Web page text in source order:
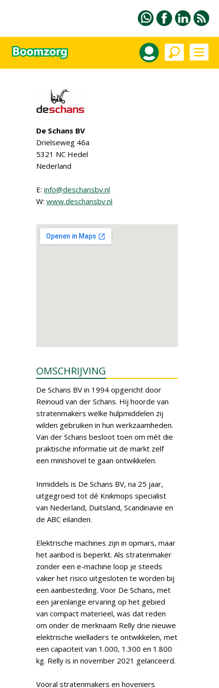
De Schans BV
Drielseweg 46a
5321 NC Hedel
Nederland
E: info@deschansbv.nl
W: www.deschansbv.nl
OMSCHRIJVING
De Schans BV in 1994 opgericht door
Reinoud van der Schans. Hij hoorde van
stratenmakers welke hulpmiddelen zij
wilden gebruiken in hun werkzaamheden.
Van der Schans besloot toen om mét die
praktische informatie uit de markt zelf
een minishovel te gaan ontwikkelen.
Inmiddels is De Schans BV, na 25 jaar,
uitgegroeid tot dé Knikmops specialist
van Nederland, Duitsland, Scandinavië en
de ABC eilanden.
Elektrische machines zijn in opmars, maar
het aanbod is beperkt. Als stratenmaker
zonder een e-machine loop je steeds
vaker het risico uitgesloten te worden bij
een aanbesteding. Voor De Schans, met
een jarenlange ervaring op het gebied
van compact materieel, was dat reden
om onder de merknaam Relly drie nieuwe
elektrische wielladers te ontwikkelen, met
een capaciteit van 1.000, 1.300 en 1.800
kg. Relly is in november 2021 gelanceerd.
Vooral stratenmakers en hoveniers